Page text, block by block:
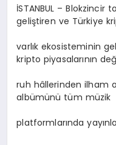
İSTANBUL –
geliştiren ve Türkiye
varlık ekosisteminin
kripto piyasalarının
ruh hâllerinden ilham
albümünü tüm müzik
platformlarında